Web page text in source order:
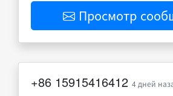
Просмотр
+86 15915416412 4 дней